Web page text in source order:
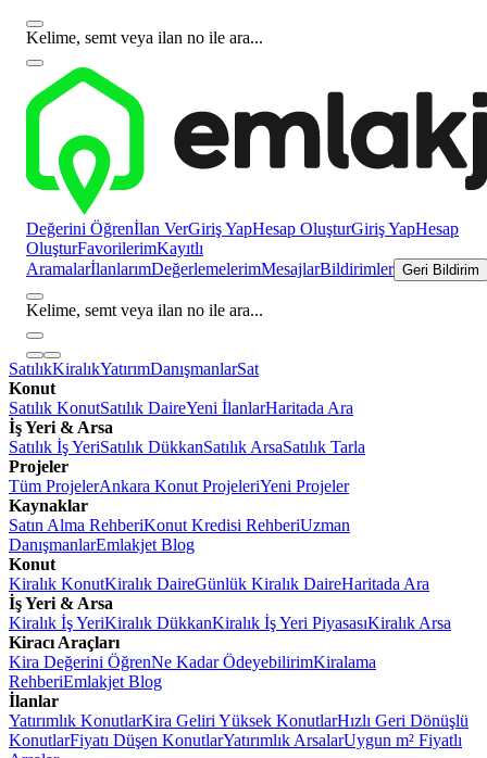
Kelime, semt veya ilan no ile ara...
Değerini Öğrenİlan VerGiriş YapHesap OluşturGiriş YapHesap
OluşturFavorilerimKayıtlı
AramalarİlanlarımDeğerlemelerimMesajlarBildirimler Geri Bildirim
Kelime, semt veya ilan no ile ara...
SatılıkKiralıkYatırımDanışmanlarSat
Konut
Satılık KonutSatılık DaireYeni İlanlarHaritada Ara
İş Yeri & Arsa
Satılık İş YeriSatılık DükkanSatılık ArsaSatılık Tarla
Projeler
Tüm ProjelerAnkara Konut ProjeleriYeni Projeler
Kaynaklar
Satın Alma RehberiKonut Kredisi RehberiUzman
DanışmanlarEmlakjet Blog
Konut
Kiralık KonutKiralık DaireGünlük Kiralık DaireHaritada Ara
İş Yeri & Arsa
Kiralık İş YeriKiralık DükkanKiralık İş Yeri PiyasasıKiralık Arsa
Kiracı Araçları
Kira Değerini ÖğrenNe Kadar ÖdeyebilirimKiralama
RehberiEmlakjet Blog
İlanlar
Yatırımlık KonutlarKira Geliri Yüksek KonutlarHızlı Geri Dönüşlü
KonutlarFiyatı Düşen KonutlarYatırımlık ArsalarUygun m² Fiyatlı